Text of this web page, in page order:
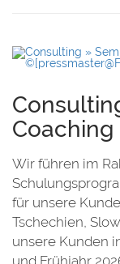
Coaching
Wir führen im
für unsere
Tschechien,
unsere Kunden
und Frühjahr